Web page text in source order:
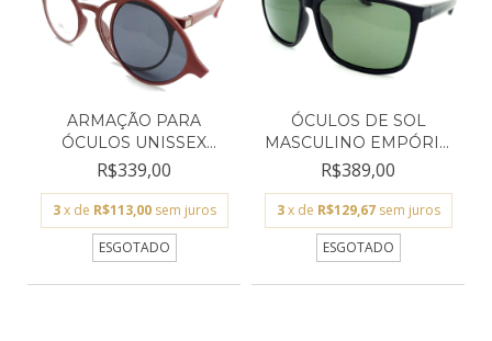
ARMAÇÃO PARA
ÓCULOS UNISSEX
EMPÓRIO GLAS...
R$339,00
3 x de R$113,00 sem juros
ESGOTADO
ÓCULOS DE SOL
MASCULINO EMPÓRIO
GLASSES...
R$389,00
3 x de R$129,67 sem juros
ESGOTADO